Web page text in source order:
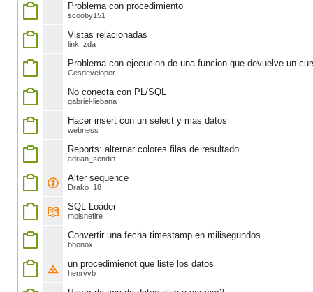
Problema con procedimiento
scooby151
Vistas relacionadas
link_zda
Problema con ejecucion de una funcion que devuelve un
Cesdeveloper
No conecta con PL/SQL
gabriel-liebana
Hacer insert con un select y mas datos
webness
Reports: alternar colores filas de resultado
adrian_sendin
Alter sequence
Drako_18
SQL Loader
moishefire
Convertir una fecha timestamp en milisegundos
bhonox
un procedimienot que liste los datos
henryvb